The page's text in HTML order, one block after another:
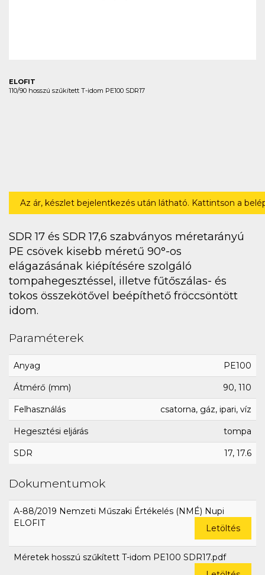
ELOFIT
110/90 hosszú szűkített T-idom PE100 SDR17
Az ár, készlet bejelentkezés után látható. Kattintson a
SDR 17 és SDR 17,6 szabványos méretarányú
PE csövek kisebb méretű 90°-os
elágazásának kiépítésére szolgáló
tompahegesztéssel, illetve fűtőszálas- és
tokos összekötővel beépíthető fröccsöntött
idom.
Paraméterek
Anyag PE100
Átmérő (mm) 90, 110
Felhasználás csatorna, gáz, ipari, víz
Hegesztési eljárás tompa
SDR 17, 17.6
Dokumentumok
A-88/2019 Nemzeti Műszaki Értékelés (NMÉ) Nupi
ELOFIT
Letöltés
Méretek hosszú szűkített T-idom PE100 SDR17.pdf